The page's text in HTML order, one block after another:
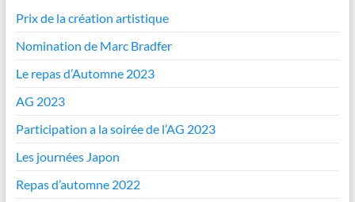
Prix de la création artistique
Nomination de Marc Bradfer
Le repas d’Automne 2023
AG 2023
Participation a la soirée de l’AG 2023
Les journées Japon
Repas d’automne 2022